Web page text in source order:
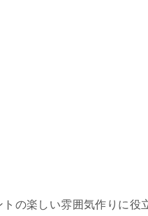
の楽しい雰囲気作りに役